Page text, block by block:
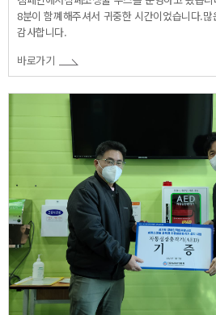
8분이 함꼐해주셔서 귀중한 시간이었습니다.
감사합니다.
바로가기